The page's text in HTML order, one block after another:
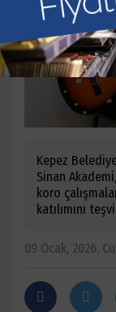
Kepez
Sinan
koro
katılımını
09 Ocak, 2026,